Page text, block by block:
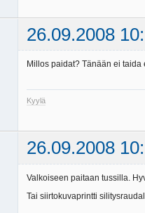
26.09.2008
Millos paidat? Tänään ei taida
Kyylä
26.09.2008
Valkoiseen paitaan tussilla.
Tai siirtokuvaprintti